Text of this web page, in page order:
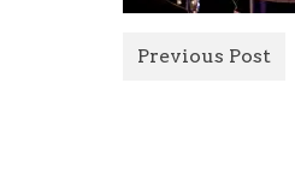
Previous Post